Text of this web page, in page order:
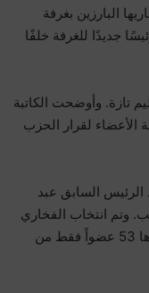
البارزين بغرفة
جديدًا للغرفة خلفًا
تازة. وأوضحت الكاتبة
نظراً لمخالفة الأعضاء لقرار الحزب
السابق عبد
وتم انتخاب الفخاري
بالأغلبية خلال جلسة ثانية، بعد تأجيل الجلسة الأولى لعدم اكتمال النصاب القانوني، حيث حضرها 53 عضواً فقط من